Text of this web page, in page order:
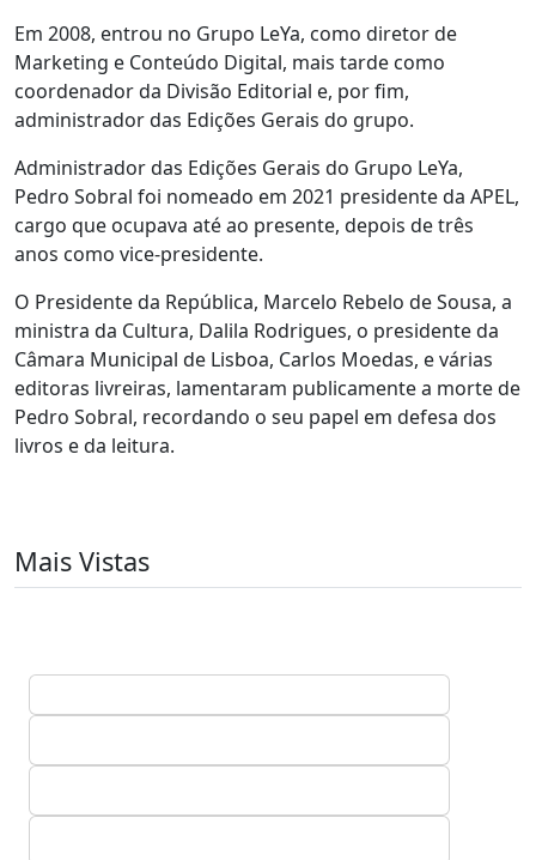
Em 2008, entrou no Grupo LeYa, como diretor de
Marketing e Conteúdo Digital, mais tarde como
coordenador da Divisão Editorial e, por fim,
administrador das Edições Gerais do grupo.
Administrador das Edições Gerais do Grupo LeYa,
Pedro Sobral foi nomeado em 2021 presidente da APEL,
cargo que ocupava até ao presente, depois de três
anos como vice-presidente.
O Presidente da República, Marcelo Rebelo de Sousa, a
ministra da Cultura, Dalila Rodrigues, o presidente da
Câmara Municipal de Lisboa, Carlos Moedas, e várias
editoras livreiras, lamentaram publicamente a morte de
Pedro Sobral, recordando o seu papel em defesa dos
livros e da leitura.
Mais Vistas